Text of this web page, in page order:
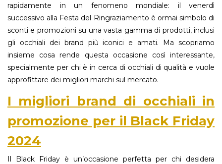
rapidamente in un fenomeno mondiale: il venerdì
successivo alla Festa del Ringraziamento è ormai simbolo di
sconti e promozioni su una vasta gamma di prodotti, inclusi
gli occhiali dei brand più iconici e amati. Ma scopriamo
insieme cosa rende questa occasione così interessante,
specialmente per chi è in cerca di occhiali di qualità e vuole
approfittare dei migliori marchi sul mercato.
I migliori brand di occhiali in
promozione per il Black Friday
2024
Il Black Friday è un’occasione perfetta per chi desidera